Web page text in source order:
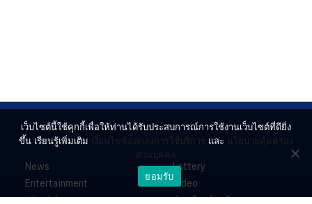
News
Entertainment
Lifestyle
Lottery
Video
ร่วมด้วยช่วยกัน
เว็บไซต์นี้ใช้คุกกี้เพื่อให้ท่านได้รับประสบการณ์การใช้งานเว็บไซต์ที่ดียิ่ง
ขึ้น เรียนรู้เพิ่มเติม เงื่อนไขข้อตกลงการใช้บริการ และ นโยบายคุ้มครอง
ส่วนบุคคล
ยอมรับ